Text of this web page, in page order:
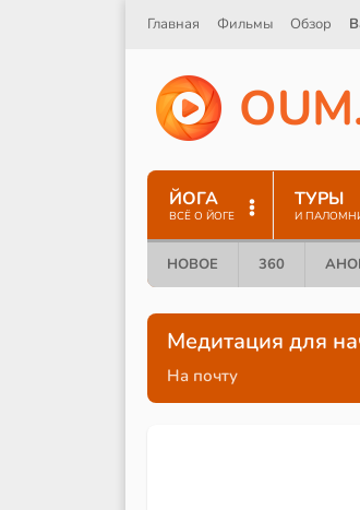
Главная Фильмы Обзор
OUM
ЙОГА
ВСЁ О ЙОГЕ
ТУРЫ
И
НОВОЕ 360
Медитация для
На почту